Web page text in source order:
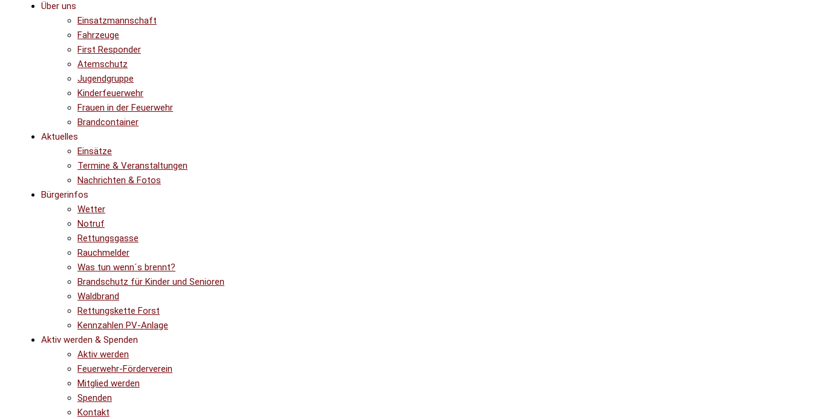
Über uns
Einsatzmannschaft
Fahrzeuge
First Responder
Atemschutz
Jugendgruppe
Kinderfeuerwehr
Frauen in der Feuerwehr
Brandcontainer
Aktuelles
Einsätze
Termine & Veranstaltungen
Nachrichten & Fotos
Bürgerinfos
Wetter
Notruf
Rettungsgasse
Rauchmelder
Was tun wenn´s brennt?
Brandschutz für Kinder und Senioren
Waldbrand
Rettungskette Forst
Kennzahlen PV-Anlage
Aktiv werden & Spenden
Aktiv werden
Feuerwehr-Förderverein
Mitglied werden
Spenden
Kontakt